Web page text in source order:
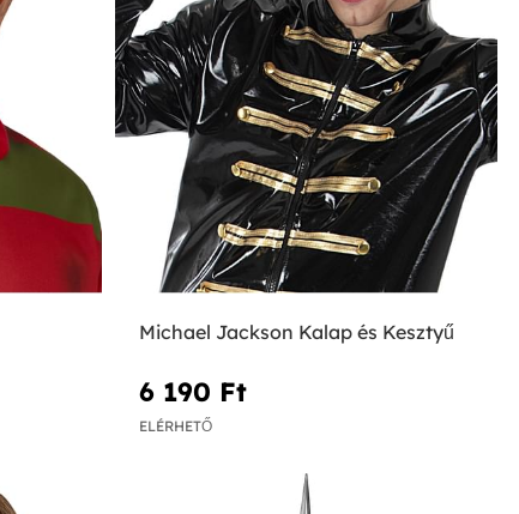
Michael Jackson Kalap és Kesztyű
6 190 Ft‎
ELÉRHETŐ